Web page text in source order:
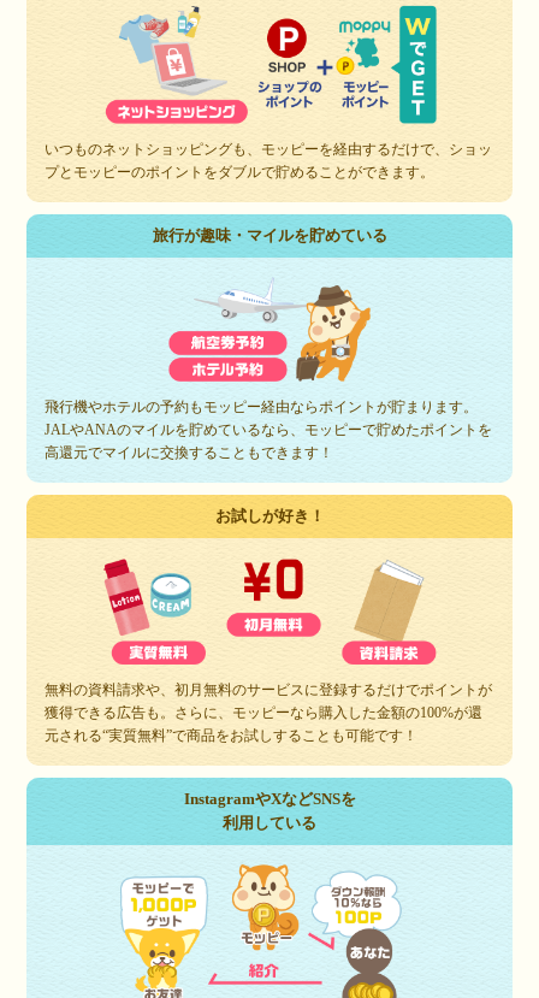
いつものネットショッピングも、モッピーを経由するだけで、ショッ
プとモッピーのポイントをダブルで貯めることができます。
旅行が趣味・マイルを貯めている
飛行機やホテルの予約もモッピー経由ならポイントが貯まります。
JALやANAのマイルを貯めているなら、モッピーで貯めたポイントを
高還元でマイルに交換することもできます！
お試しが好き！
無料の資料請求や、初月無料のサービスに登録するだけでポイントが
獲得できる広告も。さらに、モッピーなら購入した金額の100%が還
元される“実質無料”で商品をお試しすることも可能です！
InstagramやXなどSNSを
利用している